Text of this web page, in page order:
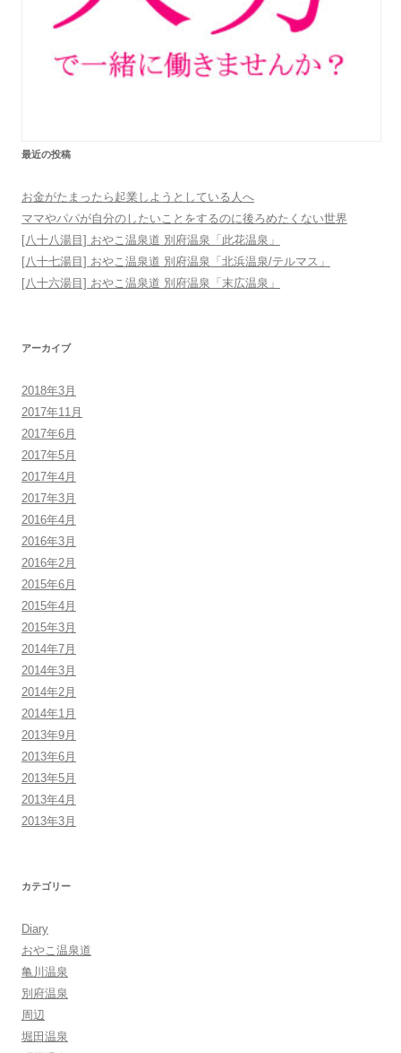
最近の投稿
お金がたまったら起業しようとしている人へ
ママやパパが自分のしたいことをするのに後ろめたくない世界
[八十八湯目] おやこ温泉道 別府温泉「此花温泉」
[八十七湯目] おやこ温泉道 別府温泉「北浜温泉/テルマス」
[八十六湯目] おやこ温泉道 別府温泉「末広温泉」
アーカイブ
2018年3月
2017年11月
2017年6月
2017年5月
2017年4月
2017年3月
2016年4月
2016年3月
2016年2月
2015年6月
2015年4月
2015年3月
2014年7月
2014年3月
2014年2月
2014年1月
2013年9月
2013年6月
2013年5月
2013年4月
2013年3月
カテゴリー
Diary
おやこ温泉道
亀川温泉
別府温泉
周辺
堀田温泉